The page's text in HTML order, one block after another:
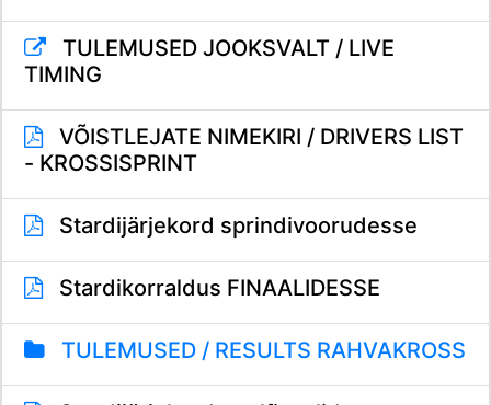
TULEMUSED JOOKSVALT / LIVE
TIMING
VÕISTLEJATE NIMEKIRI / DRIVERS LIST
- KROSSISPRINT
Stardijärjekord sprindivoorudesse
Stardikorraldus FINAALIDESSE
TULEMUSED / RESULTS RAHVAKROSS